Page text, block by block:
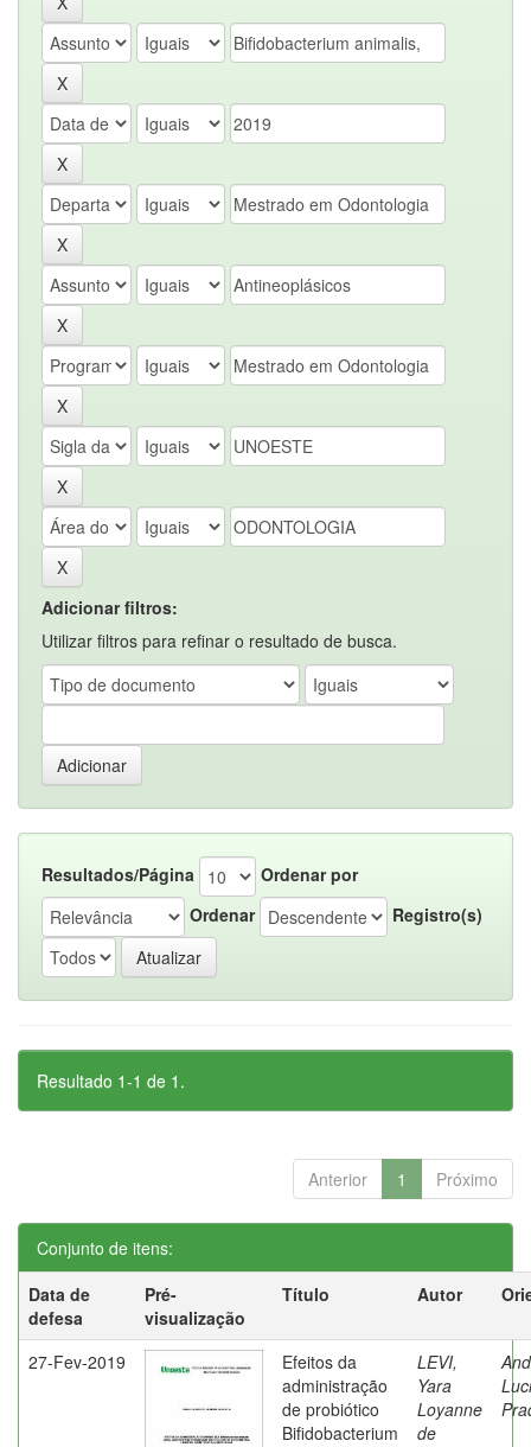
Adicionar filtros:
Utilizar filtros para refinar o resultado de busca.
Resultados/Página
Ordenar por
Ordenar
Registro(s)
Resultado 1-1 de 1.
Anterior 1 Próximo
Conjunto de itens:
Data de
defesa
Pré-
visualização
Título Autor
27-Fev-2019
Efeitos da
administração
de probiótico
Bifidobacterium
LEVI,
Yara
Loyanne
de